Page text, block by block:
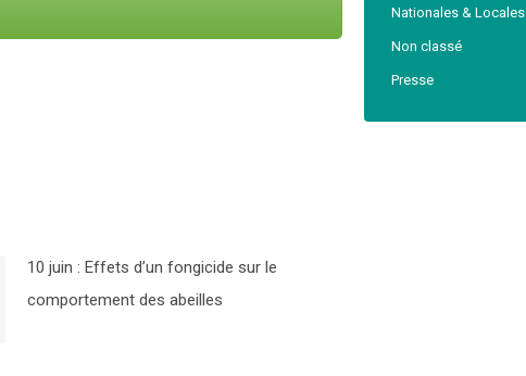
10 juin : Effets d’un fongicide sur le
comportement des abeilles
Nationales & Locales
Non classé
Presse